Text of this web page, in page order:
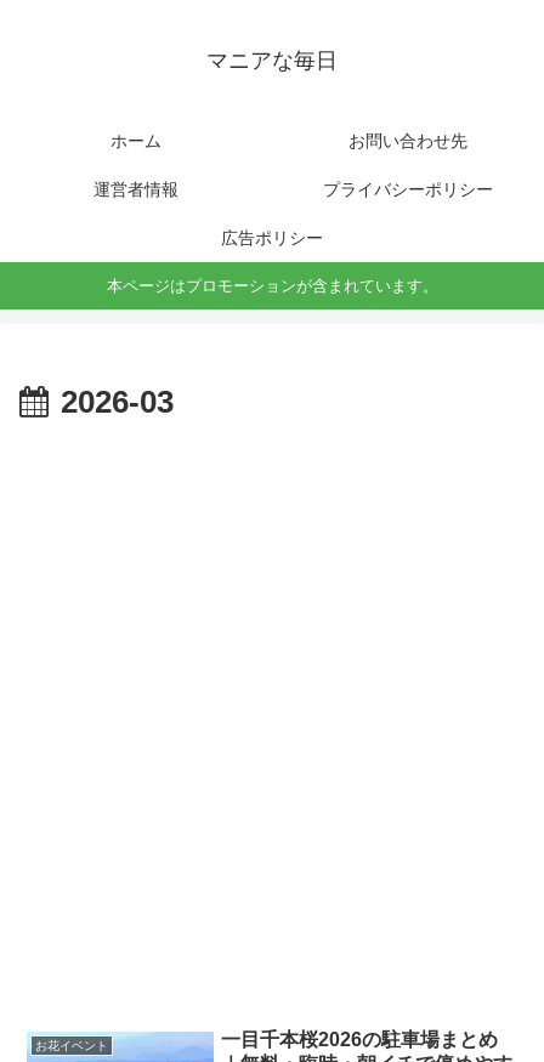
マニアな毎日
ホーム お問い合わせ先
運営者情報 プライバシーポリシー
広告ポリシー
本ページはプロモーションが含まれています。
2026-03
お花イベント
一目千本桜2026の駐車場まとめ